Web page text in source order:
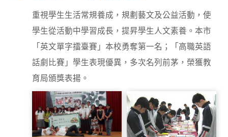
LINE_ALBUM_20251017
大同高中 第二隊 廣設
_251017_9
重視學生生活常規養成，規劃藝文及公益活動，使
學生從活動中學習成長，提昇學生人文素養。本市
「英文單字擂臺賽」本校勇奪第一名；「高職英語
話劇比賽」學生表現優異，多次名列前茅，榮獲教
育局頒獎表揚。